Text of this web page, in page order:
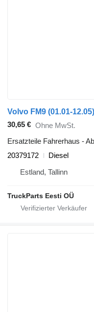
30,65 € Ohne MwSt.
Ersatzteile Fahrerhaus -
20379172
Diesel
Estland, Tallinn
TruckParts Eesti OÜ